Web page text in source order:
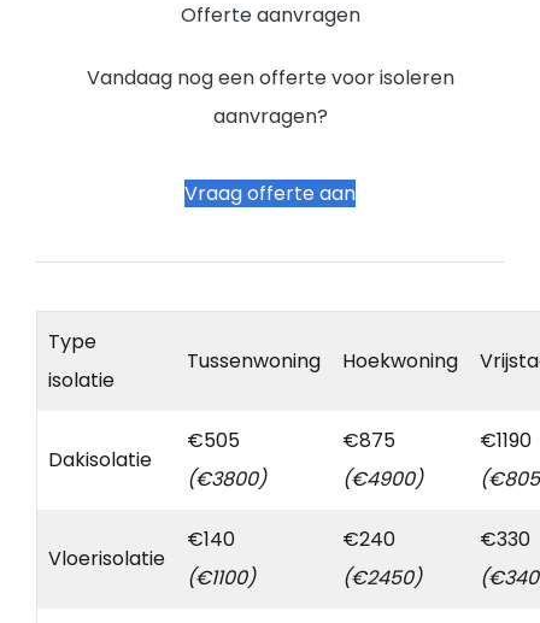
Offerte aanvragen
Vandaag nog een offerte voor isoleren
aanvragen?
Vraag offerte aan
Type
isolatie
Tussenwoning Hoekwoning
Dakisolatie
€505
(€3800)
€875
(€4900)
€1190
Vloerisolatie
€140
(€1100)
€240
(€2450)
€330